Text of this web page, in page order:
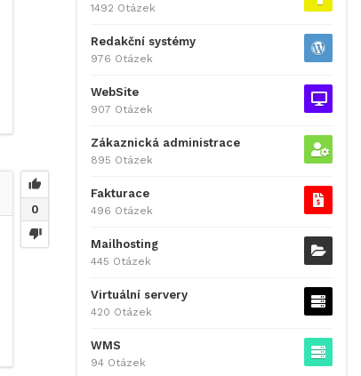
0
1492 Otázek
Redakční systémy
976 Otázek
WebSite
907 Otázek
Zákaznická administrace
895 Otázek
Fakturace
496 Otázek
Mailhosting
445 Otázek
Virtuální servery
420 Otázek
WMS
94 Otázek